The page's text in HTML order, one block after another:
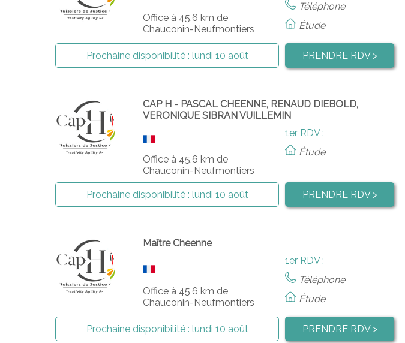
Office à 45,6 km de
Chauconin-Neufmontiers
Téléphone
Étude
Prochaine disponibilité : lundi 10 août PRENDRE RDV >
CAP H - PASCAL CHEENNE, RENAUD DIEBOLD,
VERONIQUE SIBRAN VUILLEMIN
Office à 45,6 km de
Chauconin-Neufmontiers
1er RDV :
Étude
Prochaine disponibilité : lundi 10 août PRENDRE RDV >
Maître Cheenne
Office à 45,6 km de
Chauconin-Neufmontiers
1er RDV :
Téléphone
Étude
Prochaine disponibilité : lundi 10 août PRENDRE RDV >